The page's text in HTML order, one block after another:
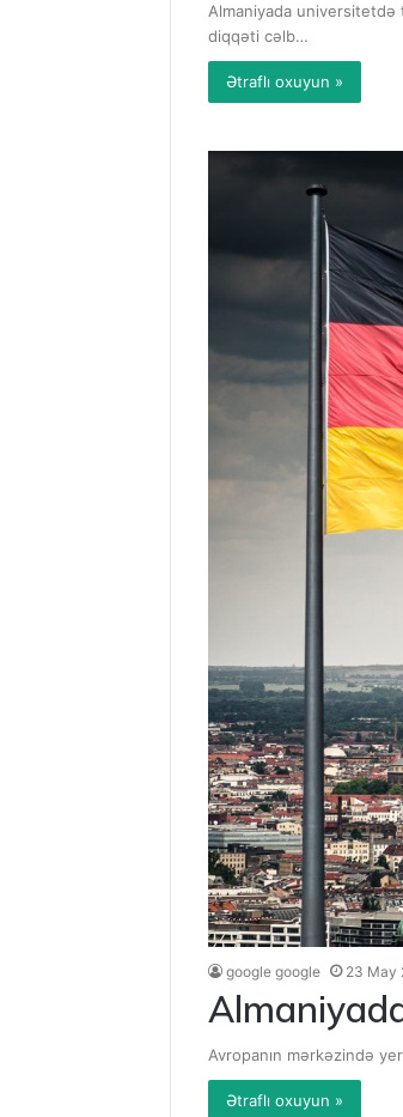
Almaniyada universitetdə
diqqəti cəlb…
Ətraflı oxuyun »
google google 23 May
Avropanın mərkəzində
Ətraflı oxuyun »